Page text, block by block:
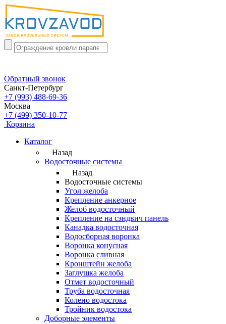
Обратный звонок
Санкт-Петербург
+7 (993) 488-69-36
Москва
+7 (499) 350-10-77
Корзина
Каталог
Назад
Водосточные системы
Назад
Водосточные системы
Угол желоба
Крепление анкерное
Желоб водосточный
Крепление на сэндвич панель
Канадка водосточная
Водосборная воронка
Воронка конусная
Воронка сливная
Кронштейн желоба
Заглушка желоба
Отмет водосточный
Труба водосточная
Колено водостока
Тройник водостока
Доборные элементы